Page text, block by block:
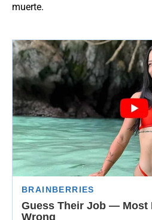
muerte.